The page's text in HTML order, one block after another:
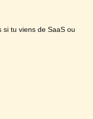
si tu viens de SaaS ou